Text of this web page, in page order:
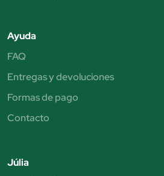
Ayuda
FAQ
Entregas y devoluciones
Formas de pago
Contacto
Júlia